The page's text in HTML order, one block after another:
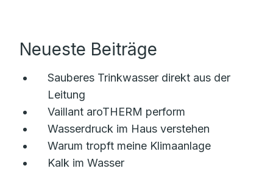
Neueste Beiträge
Sauberes Trinkwasser direkt aus der
Leitung
Vaillant aroTHERM perform
Wasserdruck im Haus verstehen
Warum tropft meine Klimaanlage
Kalk im Wasser